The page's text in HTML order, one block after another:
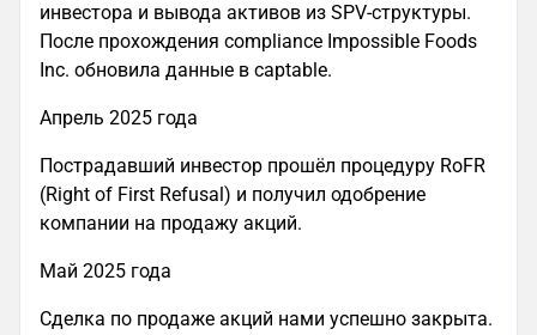
инвестора и вывода активов из SPV-структуры.
После прохождения compliance Impossible Foods
Inc. обновила данные в captable.
Апрель 2025 года
Пострадавший инвестор прошёл процедуру RoFR
(Right of First Refusal) и получил одобрение
компании на продажу акций.
Май 2025 года
Сделка по продаже акций нами успешно закрыта.